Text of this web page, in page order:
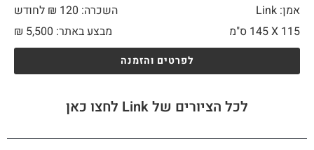
אמן: Link
השכרה: 120 ₪ לחודש
115 X
מבצע באתר: ₪ 5,500
לפרטים והזמנה
לכל הציורים של Link לחצו כאן